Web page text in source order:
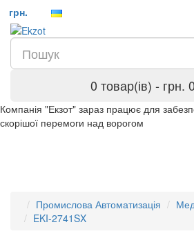
грн.
0 товар(ів) - грн.
Компанія "Екзот" зараз працює для
скорішої перемоги над ворогом
Промислова Автоматизація
EKI-2741SX